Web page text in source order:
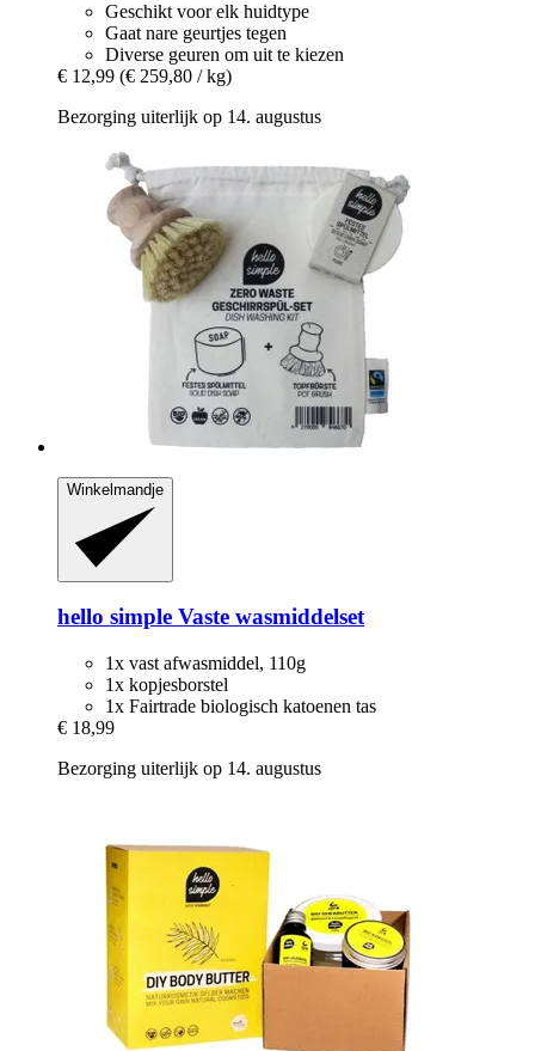
Geschikt voor elk huidtype
Gaat nare geurtjes tegen
Diverse geuren om uit te kiezen
€ 12,99 (€ 259,80 / kg)
Bezorging uiterlijk op 14. augustus
Winkelmandje
hello simple Vaste wasmiddelset
1x vast afwasmiddel, 110g
1x kopjesborstel
1x Fairtrade biologisch katoenen tas
€ 18,99
Bezorging uiterlijk op 14. augustus